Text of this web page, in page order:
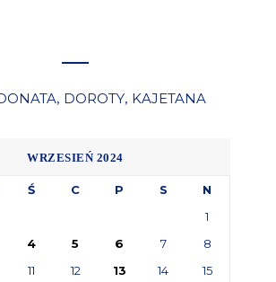
, DOROTY, KAJETANA
WRZESIEŃ 2024
Ś C P S
N
1
4 5 6 7
8
11 12 13 14
15